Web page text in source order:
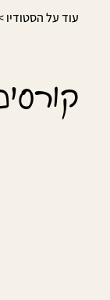
עוד על הסטודיו